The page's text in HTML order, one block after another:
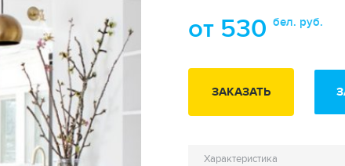
от 530 бел. руб.
ЗАКАЗАТЬ
Характеристика